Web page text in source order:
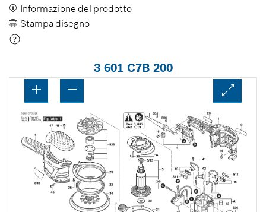
Informazione del prodotto
Stampa disegno
3 601 C7B 200